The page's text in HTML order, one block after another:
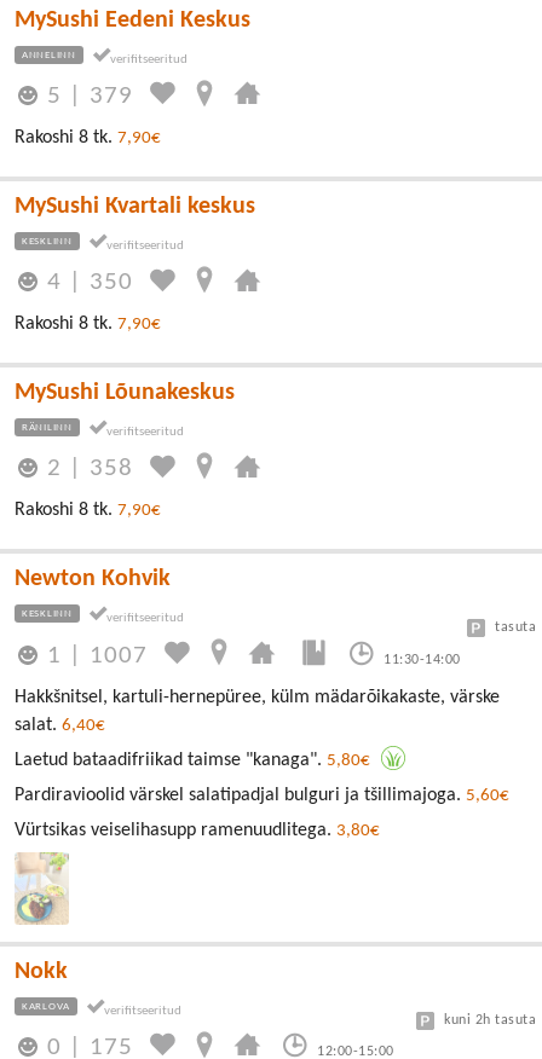
MySushi Eedeni Keskus
ANNELINN
5 379
Rakoshi 8 tk. 7,90€
MySushi Kvartali keskus
KESKLINN
4 350
Rakoshi 8 tk. 7,90€
MySushi Lõunakeskus
RÄNILINN
2 358
Rakoshi 8 tk. 7,90€
Newton Kohvik
KESKLINN
1 1007 11:30-14:00
tasuta
Hakkšnitsel, kartuli-hernepüree, külm mädarõikakaste, värske
salat. 6,40€
Laetud bataadifriikad taimse "kanaga". 5,80€
Pardiravioolid värskel salatipadjal bulguri ja tšillimajoga. 5,60€
Vürtsikas veiselihasupp ramenuudlitega. 3,80€
Nokk
KARLOVA
0 175 12:00-15:00
kuni 2h tasuta